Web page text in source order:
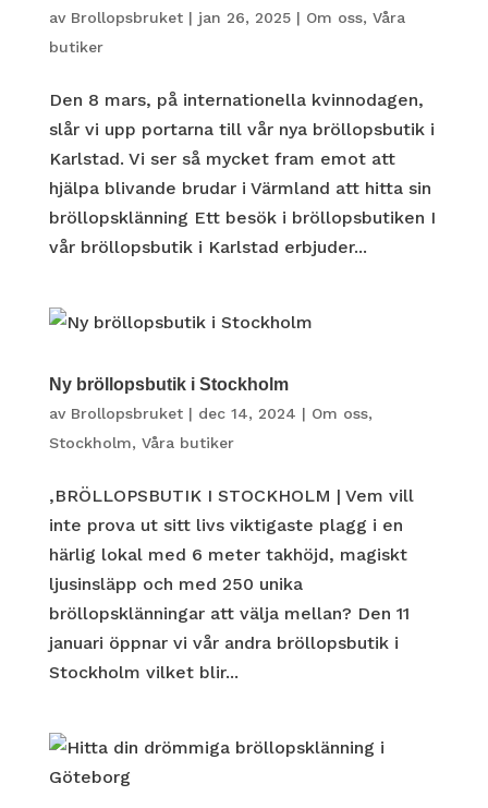
av Brollopsbruket| jan 26, 2025| Om oss, Våra
butiker
Den 8 mars, på internationella kvinnodagen,
slår vi upp portarna till vår nya bröllopsbutik i
Karlstad. Vi ser så mycket fram emot att
hjälpa blivande brudar i Värmland att hitta sin
bröllopsklänning Ett besök i bröllopsbutiken I
vår bröllopsbutik i Karlstad erbjuder...
Ny bröllopsbutik i Stockholm
av Brollopsbruket| dec 14, 2024 | Om oss,
Stockholm, Våra butiker
,BRÖLLOPSBUTIK I STOCKHOLM | Vem vill
inte prova ut sitt livs viktigaste plagg i en
härlig lokal med 6 meter takhöjd, magiskt
ljusinsläpp och med 250 unika
bröllopsklänningar att välja mellan? Den 11
januari öppnar vi vår andra bröllopsbutik i
Stockholm vilket blir...